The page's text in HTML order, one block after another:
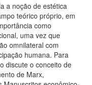
a noção de estética
teórico próprio, em
como
uma vez que
omnilateral com
humana. Para
discute o conceito de
de Marx,